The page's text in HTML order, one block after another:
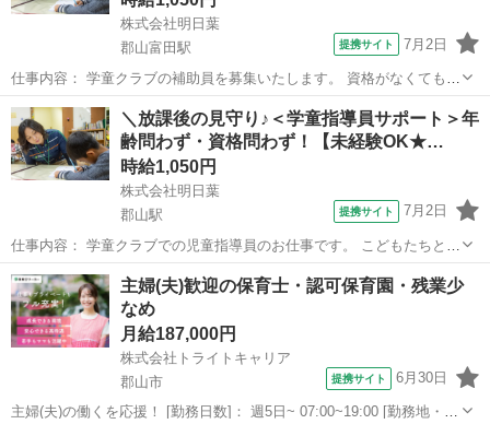
株式会社明日葉
郡山富田駅
提携サイト 7月2日
仕事内容： 学童クラブの補助員を募集いたします。 資格がなくても、
未経験からスタートで きるお仕事です♪ ●こどもたちが安心・安全に
過ごせる 居場所づくり （遊び・スポーツ・宿題や自主学習の見 守り
など） ●登室、退室管理 ...
福島 郡山市 郡山富田駅 保育士
＼放課後の見守り♪＜学童指導員サポート＞年
齢問わず・資格問わず！【未経験OK★…
時給1,050円
株式会社明日葉
郡山駅
提携サイト 7月2日
仕事内容： 学童クラブでの児童指導員のお仕事です。 こどもたちと活
動を考え、主体的な成長を 見守り・支援します。 ●安心安全な居場所
の提供 ●スポーツ・遊びの提供 ●宿題、自主学習の場の提供 ●保護
者対応 ●教室の清掃・消...
福島 郡山市 郡山駅 保育士
主婦(夫)歓迎の保育士・認可保育園・残業少
なめ
月給187,000円
株式会社トライトキャリア
郡山市
提携サイト 6月30日
主婦(夫)の働くを応援！ [勤務日数]： 週5日~ 07:00~19:00 [勤務地・最